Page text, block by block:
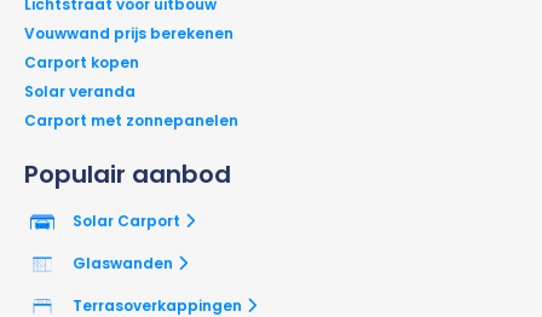
Populair aanbod
Solar Carport
Glaswanden
Terrasoverkappingen
Vouwwand prijs berekenen
Carport kopen
Solar veranda
Carport met zonnepanelen